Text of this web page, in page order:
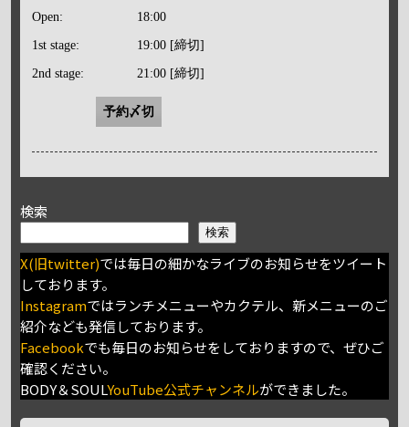
Open: 18:00
1st stage: 19:00 [締切]
2nd stage: 21:00 [締切]
予約〆切
検索
検索
X(旧twitter)では毎日の細かなライブのお知らせをツイート
しております。
Instagramではランチメニューやカクテル、新メニューのご
紹介なども発信しております。
Facebookでも毎日のお知らせをしておりますので、ぜひご
確認ください。
BODY＆SOULYouTube公式チャンネルができました。